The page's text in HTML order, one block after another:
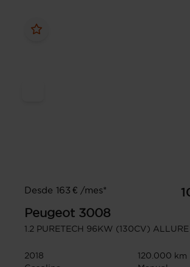
Desde 163 € /mes*
Peugeot 3008
1.2 PURETECH 96KW (130CV) ALLURE
2018
120.000 km